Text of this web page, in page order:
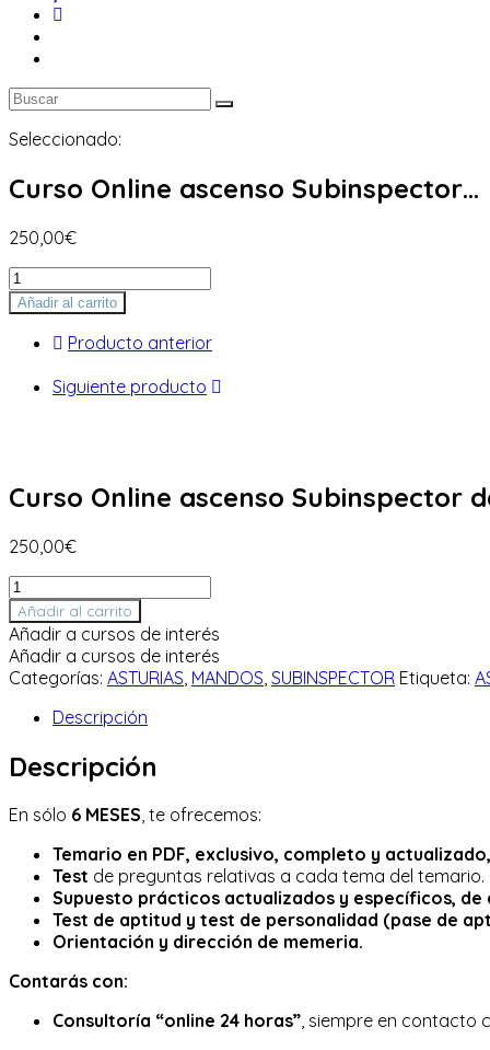
Seleccionado:
Curso Online ascenso Subinspector…
250,00€
Curso
Online
ascenso
Subinspector
Policía
Añadir al carrito
Producto anterior
Siguiente producto
Curso Online ascenso Subinspector
250,00€
Curso
Online
ascenso
Subinspector
de
Policía
Local
Asturias
cantidad
Añadir al carrito
Añadir a cursos de interés
Añadir a cursos de interés
Categorías: ASTURIAS MANDOS SUBINSPECTOR Etiqueta:
Descripción
Descripción
En sólo 6 MESES, te ofrecemos:
Temario en PDF, exclusivo, completo y
Test de preguntas relativas a cada tema del temario.
Supuesto prácticos actualizados y específicos,
Test de aptitud y test de personalidad (pase de
Orientación y dirección de memeria.
Contarás con:
Consultoría “online 24 horas”, siempre en contacto